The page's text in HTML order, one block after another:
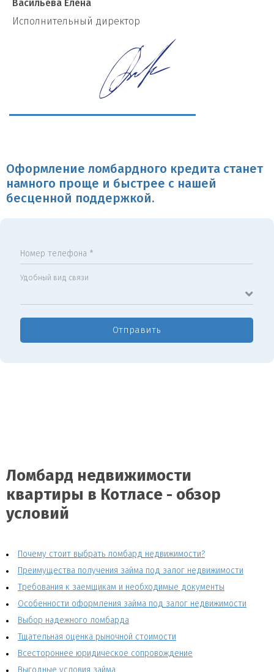
Васильева Елена
И сполнительный директор
Оформление ломбардного кредита станет
намного проще и быстрее с нашей
бесценной поддержкой.
Номер телефона *
Удобный вид связи
Отправить
Ломбард недвижимости
квартиры в Котласе - обзор
условий
Почему стоит выбрать ломбард недвижимости?
Преимущества получения займа под залог недвижимости
Требования к заемщикам и необходимые документы
Особенности оформления займа под залог недвижимости
Выбор надежного ломбарда
Тщательная оценка рыночной стоимости
Всестороннее юридическое сопровождение
Выгодные условия займа